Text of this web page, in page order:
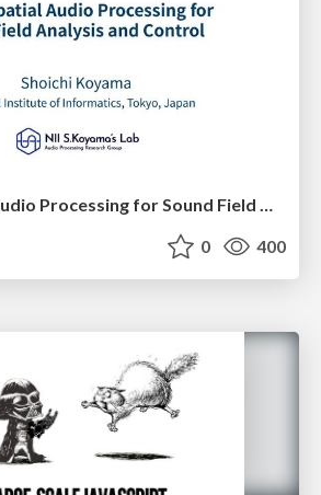
Neural Spatial Audio Processing for Sound Field Analysis and Control
0 400